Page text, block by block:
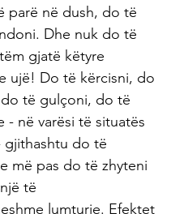
parë në dush, do të
Dhe nuk do të
gjatë këtyre
ujë! Do të kërcisni, do
të gulçoni, do të
- në varësi të situatës
gjithashtu do të
më pas do të zhyteni
të
lumturie. Efektet